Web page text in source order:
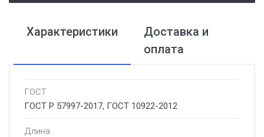
Характеристики
Доставка и
оплата
ГОСТ
ГОСТ Р 57997-2017, ГОСТ 10922-2012
Длина